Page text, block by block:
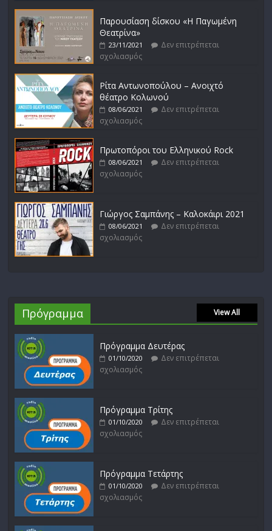
Παρουσίαση δίσκου «Η Παγωμένη
Θεατρίνα»
23/11/2021
Δεν επιτρέπεται
σχολιασμός
Ρίτα Αντωνοπούλου – Ανοιχτό
θέατρο Κολωνού
08/06/2021
Δεν επιτρέπεται
σχολιασμός
Πρωτοπόροι του Ελληνικού Rock
08/06/2021
Δεν επιτρέπεται
σχολιασμός
Γιώργος Σαμπάνης – Καλοκάιρι 2021
08/06/2021
Δεν επιτρέπεται
σχολιασμός
Πρόγραμμα View All
Πρόγραμμα Δευτέρας
01/10/2020
Δεν επιτρέπεται
σχολιασμός
Πρόγραμμα Τρίτης
01/10/2020
Δεν επιτρέπεται
σχολιασμός
Πρόγραμμα Τετάρτης
01/10/2020
Δεν επιτρέπεται
σχολιασμός